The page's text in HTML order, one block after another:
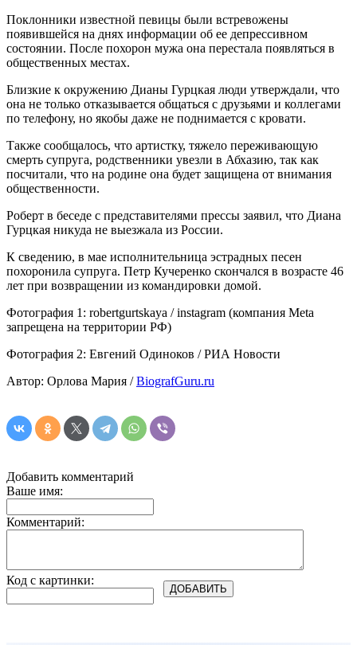
Поклонники известной певицы были встревожены
появившейся на днях информации об ее депрессивном
состоянии. После похорон мужа она перестала появляться в
общественных местах.
Близкие к окружению Дианы Гурцкая люди утверждали, что
она не только отказывается общаться с друзьями и коллегами
по телефону, но якобы даже не поднимается с кровати.
Также сообщалось, что артистку, тяжело переживающую
смерть супруга, родственники увезли в Абхазию, так как
посчитали, что на родине она будет защищена от внимания
общественности.
Роберт в беседе с представителями прессы заявил, что Диана
Гурцкая никуда не выезжала из России.
К сведению, в мае исполнительница эстрадных песен
похоронила супруга. Петр Кучеренко скончался в возрасте 46
лет при возвращении из командировки домой.
Фотография 1: robertgurtskaya / instagram (компания Meta
запрещена на территории РФ)
Фотография 2: Евгений Одиноков / РИА Новости
Автор: Орлова Мария /BiografGuru.ru
Добавить комментарий
Ваше имя:
Комментарий:
Код с картинки: